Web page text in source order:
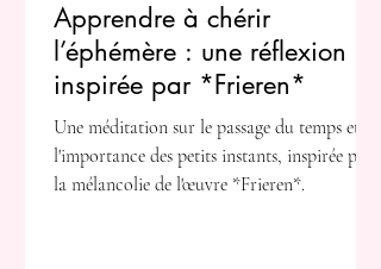
Apprendre à chérir
l’éphémère : une réflexion
inspirée par *Frieren*
Une méditation sur le passage du temps et
l'importance des petits instants, inspirée par
la mélancolie de l'œuvre *Frieren*.